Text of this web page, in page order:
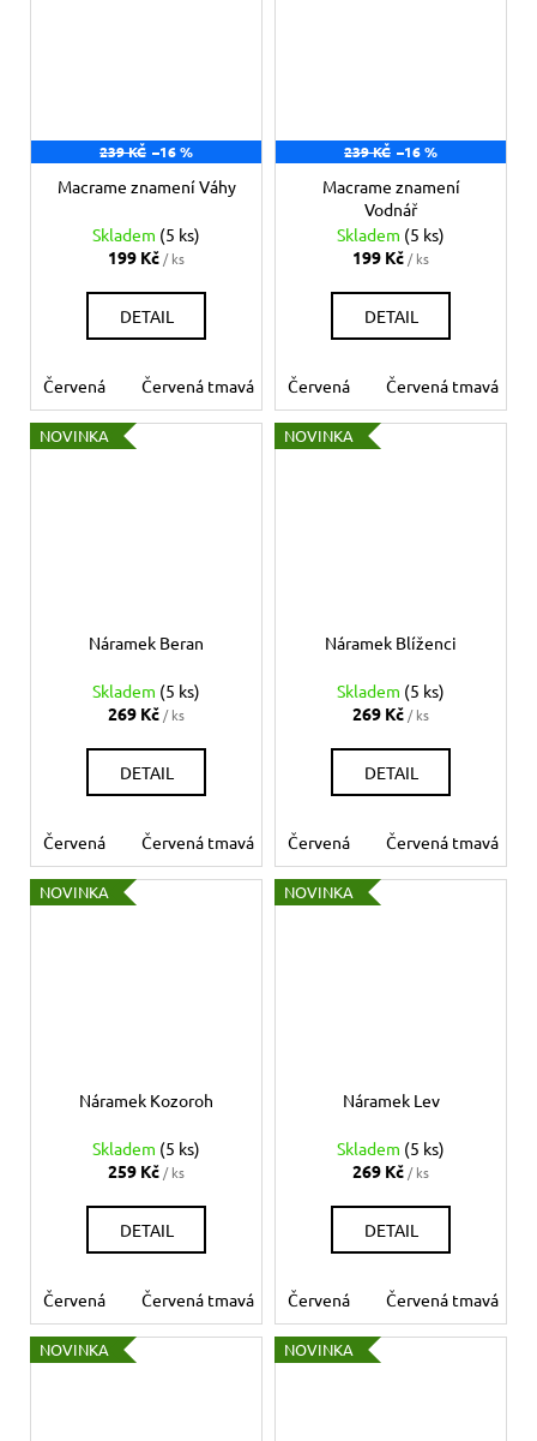
239 KČ –16 %
Macrame znamení Váhy
Skladem (5 ks)
199 Kč / ks
DETAIL
Červená Červená tmavá Bílá Béžová Šedá
239 KČ –16 %
Macrame znamení
Vodnář
Skladem (5 ks)
199 Kč / ks
DETAIL
Červená Červená tmavá
NOVINKA
Náramek Beran
Skladem (5 ks)
269 Kč/ ks
DETAIL
Červená Červená tmavá Bílá Béžová Šedá
NOVINKA
Náramek Blíženci
Skladem (5 ks)
269 Kč/ ks
DETAIL
Červená Červená tmavá
NOVINKA
Náramek Kozoroh
Skladem (5 ks)
259 Kč / ks
DETAIL
Červená Červená tmavá Bílá Béžová Šedá
NOVINKA
Náramek Lev
Skladem (5 ks)
269 Kč / ks
DETAIL
Červená Červená tmavá
NOVINKA NOVINKA